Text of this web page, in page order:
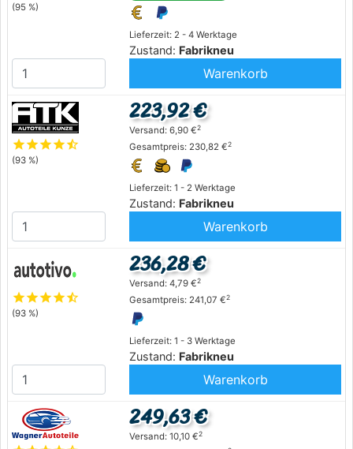
(95 %)
Lieferzeit: 2 - 4 Werktage
Zustand: Fabrikneu
Warenkorb
starstarstarstarstar_half
(93 %)
Lieferzeit: 1 - 2 Werktage
Zustand: Fabrikneu
223,92 €
Versand: 6,90 €2
Gesamtpreis: 230,82 €2
Warenkorb
starstarstarstarstar_half
(93 %)
Lieferzeit: 1 - 3 Werktage
Zustand: Fabrikneu
236,28 €
Versand: 4,79 €2
Gesamtpreis: 241,07 €2
Warenkorb
249,63 €
Versand: 10,10 €2